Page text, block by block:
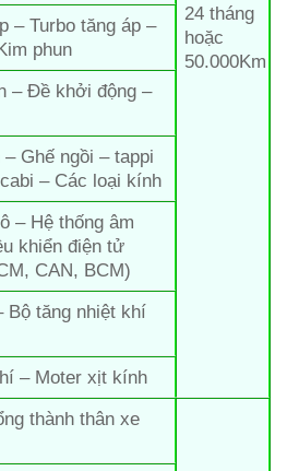
24 tháng
hoặc
50.000Km
– Turbo tăng áp –
phun
– Đề khởi động –
Ghế ngồi – tappi
– Các loại kính
– Hệ thống âm
khiển điện tử
CAN, BCM)
Bộ tăng nhiệt khí
– Moter xịt kính
thành thân xe